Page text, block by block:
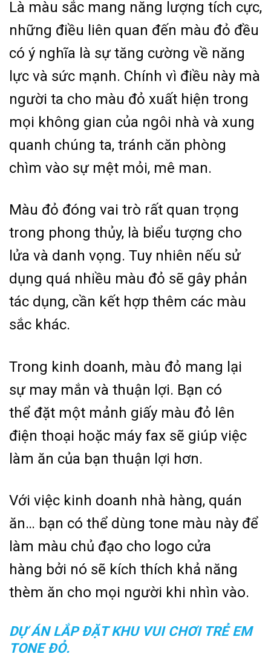
Là màu sắc mang năng lượng tích cực,
những điều liên quan đến màu đỏ đều
có ý nghĩa là sự tăng cường về năng
lực và sức mạnh. Chính vì điều này mà
người ta cho màu đỏ xuất hiện trong
mọi không gian của ngôi nhà và xung
quanh chúng ta, tránh căn phòng
chìm vào sự mệt mỏi, mê man.
Màu đỏ đóng vai trò rất quan trọng
trong phong thủy, là biểu tượng cho
lửa và danh vọng. Tuy nhiên nếu sử
dụng quá nhiều màu đỏ sẽ gây phản
tác dụng, cần kết hợp thêm các màu
sắc khác.
Trong kinh doanh, màu đỏ mang lại
sự may mắn và thuận lợi. Bạn có
thể đặt một mảnh giấy màu đỏ lên
điện thoại hoặc máy fax sẽ giúp việc
làm ăn của bạn thuận lợi hơn.
Với việc kinh doanh nhà hàng, quán
ăn… bạn có thể dùng tone màu này để
làm màu chủ đạo cho logo cửa
hàng bởi nó sẽ kích thích khả năng
thèm ăn cho mọi người khi nhìn vào.
DỰ ÁN LẮP ĐẶT KHU VUI CHƠI TRẺ EM
TONE ĐỎ.